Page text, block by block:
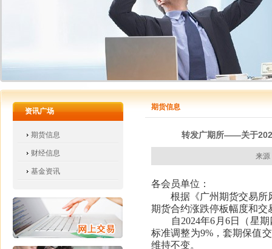
资讯广场
期货信息
财经信息
基金资讯
期货信息
转发广期所——关于
来
各会员单位：
根据《广州期货交易所
期货合约涨跌停板幅度和
自2024年6月6日（星
标准调整为9%，套期保值
维持不变。